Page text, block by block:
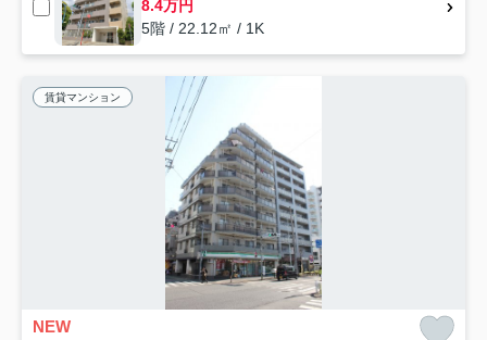
8.4万円
5階 / 22.12㎡ / 1K
賃貸マンション
NEW